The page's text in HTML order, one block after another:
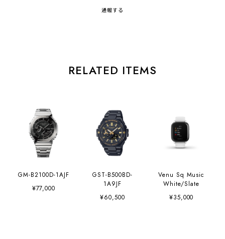
通報する
RELATED ITEMS
GM-B2100D-1AJF
¥77,000
GST-B500BD-
1A9JF
¥60,500
Venu Sq Music
White/Slate
¥35,000